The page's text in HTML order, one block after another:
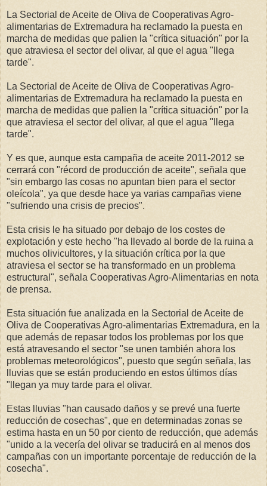
La Sectorial de Aceite de Oliva de Cooperativas Agro-
alimentarias de Extremadura ha reclamado la puesta en
marcha de medidas que palien la "crítica situación" por la
que atraviesa el sector del olivar, al que el agua "llega
tarde".
La Sectorial de Aceite de Oliva de Cooperativas Agro-
alimentarias de Extremadura ha reclamado la puesta en
marcha de medidas que palien la "crítica situación" por la
que atraviesa el sector del olivar, al que el agua "llega
tarde".
Y es que, aunque esta campaña de aceite 2011-2012 se
cerrará con "récord de producción de aceite", señala que
"sin embargo las cosas no apuntan bien para el sector
oleícola", ya que desde hace ya varias campañas viene
"sufriendo una crisis de precios".
Esta crisis le ha situado por debajo de los costes de
explotación y este hecho "ha llevado al borde de la ruina a
muchos olivicultores, y la situación crítica por la que
atraviesa el sector se ha transformado en un problema
estructural", señala Cooperativas Agro-Alimentarias en nota
de prensa.
Esta situación fue analizada en la Sectorial de Aceite de
Oliva de Cooperativas Agro-alimentarias Extremadura, en la
que además de repasar todos los problemas por los que
está atravesando el sector "se unen también ahora los
problemas meteorológicos", puesto que según señala, las
lluvias que se están produciendo en estos últimos días
"llegan ya muy tarde para el olivar.
Estas lluvias "han causado daños y se prevé una fuerte
reducción de cosechas", que en determinadas zonas se
estima hasta en un 50 por ciento de reducción, que además
"unido a la vecería del olivar se traducirá en al menos dos
campañas con un importante porcentaje de reducción de la
cosecha".